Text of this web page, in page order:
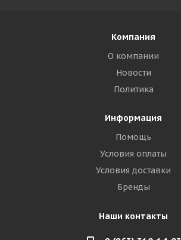
Компания
О компании
Новости
Политика
Информация
Помощь
Условия оплаты
Условия доставки
Бренды
Наши контакты